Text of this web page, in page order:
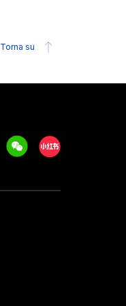
Torna su
WeechatXiaohongshu/